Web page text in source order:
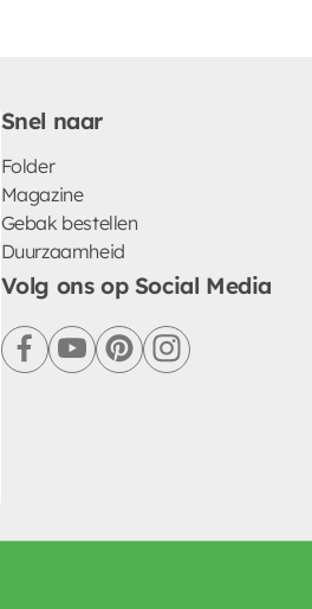
Snel naar
Folder
Magazine
Gebak bestellen
Duurzaamheid
Volg ons op Social Media
facebookyoutubepinterestinstagram